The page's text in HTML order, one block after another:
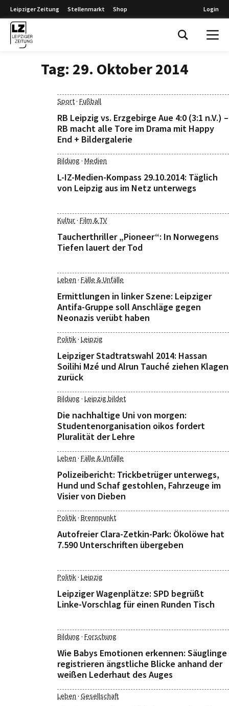
Leipziger Zeitung Stellenmarkt Shop Login
Tag: 29. Oktober 2014
Sport· Fußball
RB Leipzig vs. Erzgebirge Aue 4:0 (3:1 n.V.) –
RB macht alle Tore im Drama mit Happy
End + Bildergalerie
Bildung · Medien
L-IZ-Medien-Kompass 29.10.2014: Täglich
von Leipzig aus im Netz unterwegs
Kultur· Film & TV
Taucherthriller „Pioneer“: In Norwegens
Tiefen lauert der Tod
Leben · Fälle & Unfälle
Ermittlungen in linker Szene: Leipziger
Antifa-Gruppe soll Anschläge gegen
Neonazis verübt haben
Politik· Leipzig
Leipziger Stadtratswahl 2014: Hassan
Soilihi Mzé und Alrun Tauché ziehen Klagen
zurück
Bildung · Leipzig bildet
Die nachhaltige Uni von morgen:
Studentenorganisation oikos fordert
Pluralität der Lehre
Leben · Fälle & Unfälle
Polizeibericht: Trickbetrüger unterwegs,
Hund und Schaf gestohlen, Fahrzeuge im
Visier von Dieben
Politik· Brennpunkt
Autofreier Clara-Zetkin-Park: Ökolöwe hat
7.590 Unterschriften übergeben
Politik· Leipzig
Leipziger Wagenplätze: SPD begrüßt
Linke-Vorschlag für einen Runden Tisch
Bildung · Forschung
Wie Babys Emotionen erkennen: Säuglinge
registrieren ängstliche Blicke anhand der
weißen Lederhaut des Auges
Leben · Gesellschaft